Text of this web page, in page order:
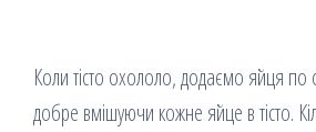
Коли тісто охололо, додаємо яйця по
добре вмішуючи кожне яйце в тісто.